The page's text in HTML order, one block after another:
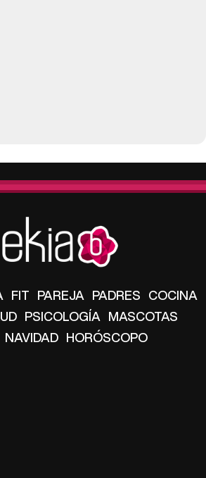
FIT PAREJA PADRES COCINA
PSICOLOGÍA MASCOTAS
NAVIDAD HORÓSCOPO